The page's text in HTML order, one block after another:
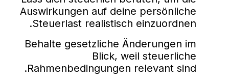
Auswirkungen auf deine persönliche
Steuerlast realistisch einzuordnen.
Behalte gesetzliche Änderungen im
Blick, weil steuerliche
Rahmenbedingungen relevant sind.